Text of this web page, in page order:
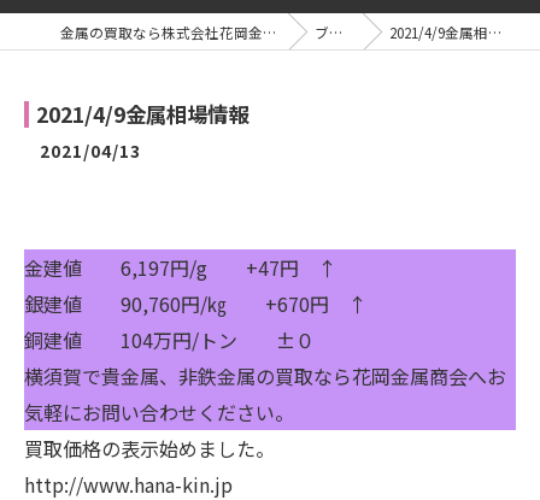
金属の買取なら株式会社花岡金属商会 ブログ 2021/4/9金属相場情報
2021/4/9金属相場情報
2021/04/13
金建値 6,197円/g +47円 ↑
銀建値 90,760円/㎏ +670円 ↑
銅建値 104万円/トン ±０
横須賀で貴金属、非鉄金属の買取なら花岡金属商会へお
気軽にお問い合わせください。
買取価格の表示始めました。
http://www.hana-kin.jp